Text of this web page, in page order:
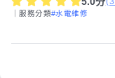
｜服務分類#水電維修